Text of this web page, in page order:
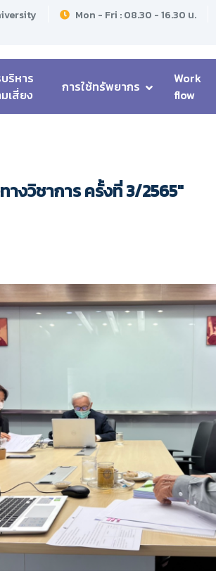
Mon - Fri : 08.30 - 16.30 น.
ริหาร
เสี่ยง
การใช้ทรัพยากร
Work
flow
งวิชาการ ครั้งที่ 3/2565"